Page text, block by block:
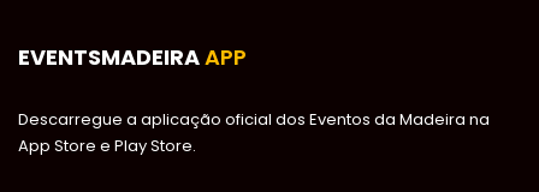
EVENTSMADEIRAAPP
Descarregue a aplicação oficial dos Eventos da Madeira na
App Store e Play Store.